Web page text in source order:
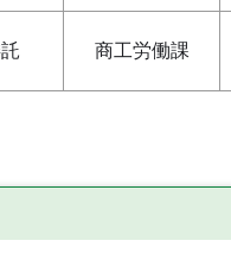
商工労働課